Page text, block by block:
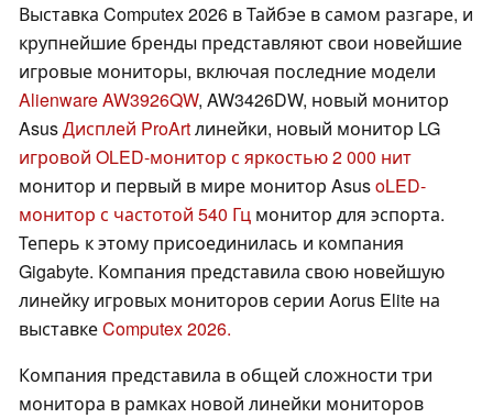
Выставка Computex 2026 в Тайбэе в самом разгаре, и
крупнейшие бренды представляют свои новейшие
игровые мониторы, включая последние модели
Alienware AW3926QW, AW3426DW, новый монитор
AsusДисплей ProArtлинейки, новый монитор LG
игровой OLED-монитор с яркостью 2 000 нит
монитор и первый в мире монитор AsusoLED-
монитор с частотой 540 Гц монитор для эспорта.
Теперь к этому присоединилась и компания
Gigabyte. Компания представила свою новейшую
линейку игровых мониторов серии Aorus Elite на
выставкеComputex 2026.
Компания представила в общей сложности три
монитора в рамках новой линейки мониторов